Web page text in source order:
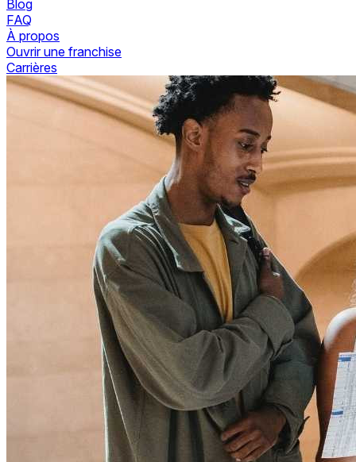
Blog
FAQ
À propos
Ouvrir une franchise
Carrières